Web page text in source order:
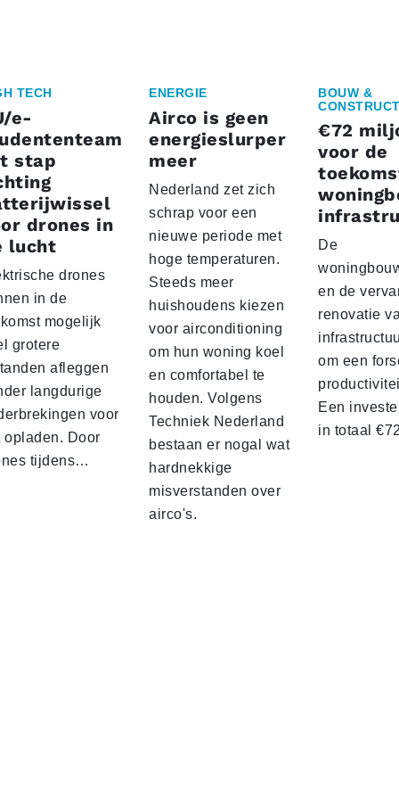
TECH
e-
stap
drones in
lucht
drones
in de
mogelijk
grotere
afleggen
langdurige
voor
opladen. Door
tijdens…
ENERGIE
Airco is geen
energieslurper
meer
Nederland zet zich
schrap voor een
nieuwe periode met
hoge temperaturen.
Steeds meer
huishoudens kiezen
voor airconditioning
om hun woning koel
en comfortabel te
houden. Volgens
Techniek Nederland
bestaan er nogal wat
hardnekkige
misverstanden over
airco's.
BOUW &
€72
voor de
De
en de
renovatie
om een
Een
in totaal